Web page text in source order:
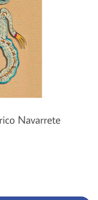
Navarrete